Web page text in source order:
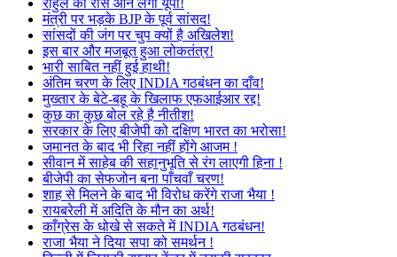
राहुल को रास आने लगा यूपी!
मंत्री पर भड़के BJP के पूर्व सांसद!
सांसदों की जंग पर चुप क्यों है अखिलेश!
इस बार और मजबूत हुआ लोकतंत्र!
भारी साबित नहीं हुई हाथी!
अंतिम चरण के लिए INDIA गठबंधन का दाँव!
मुख्तार के बेटे-बहू के खिलाफ एफआईआर रद्द!
कुछ का कुछ बोल रहे है नीतीश!
सरकार के लिए बीजेपी को दक्षिण भारत का भरोसा!
जमानत के बाद भी रिहा नहीं होंगे आजम !
सीवान में साहेब की सहानुभूति से रंग लाएगी हिना !
बीजेपी का सेफजोन बना पाँचवाँ चरण!
शाह से मिलने के बाद भी विरोध करेंगे राजा भैया !
रायबरेली में अदिति के मौन का अर्थ!
काँग्रेस के धोखे से सकते में INDIA गठबंधन!
राजा भैया ने दिया सपा को समर्थन !